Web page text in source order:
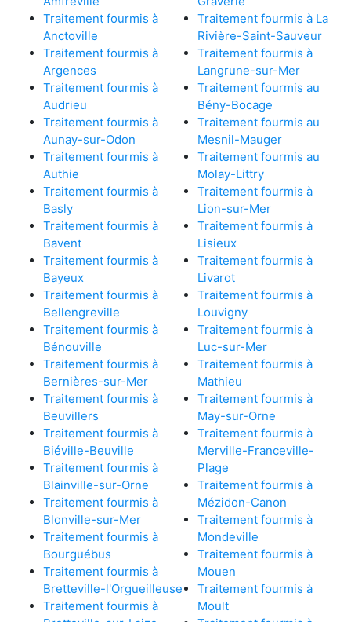
Traitement fourmis à
Anctoville
Traitement fourmis à
Argences
Traitement fourmis à
Audrieu
Traitement fourmis à
Aunay-sur-Odon
Traitement fourmis à
Authie
Traitement fourmis à
Basly
Traitement fourmis à
Bavent
Traitement fourmis à
Bayeux
Traitement fourmis à
Bellengreville
Traitement fourmis à
Bénouville
Traitement fourmis à
Bernières-sur-Mer
Traitement fourmis à
Beuvillers
Traitement fourmis à
Biéville-Beuville
Traitement fourmis à
Blainville-sur-Orne
Traitement fourmis à
Blonville-sur-Mer
Traitement fourmis à
Bourguébus
Traitement fourmis à
Bretteville-l'Orgueilleuse
Traitement fourmis à
Traitement fourmis à La
Rivière-Saint-Sauveur
Traitement fourmis à
Langrune-sur-Mer
Traitement fourmis au
Bény-Bocage
Traitement fourmis au
Mesnil-Mauger
Traitement fourmis au
Molay-Littry
Traitement fourmis à
Lion-sur-Mer
Traitement fourmis à
Lisieux
Traitement fourmis à
Livarot
Traitement fourmis à
Louvigny
Traitement fourmis à
Luc-sur-Mer
Traitement fourmis à
Mathieu
Traitement fourmis à
May-sur-Orne
Traitement fourmis à
Merville-Franceville-
Plage
Traitement fourmis à
Mézidon-Canon
Traitement fourmis à
Mondeville
Traitement fourmis à
Mouen
Traitement fourmis à
Moult